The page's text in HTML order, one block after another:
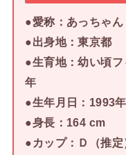
●愛称：あっちゃん
●出身地：東京都
●生育地：幼い頃
年
●生年月日：1993
●身長：164 cm
●カップ：Ｄ（推定